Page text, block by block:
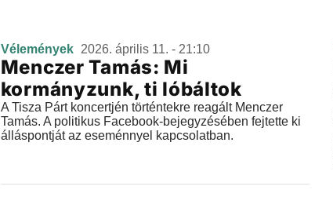
Vélemények 2026. április 11. - 21:10
Menczer Tamás: Mi
kormányzunk, ti lóbáltok
A Tisza Párt koncertjén történtekre reagált Menczer
Tamás. A politikus Facebook-bejegyzésében fejtette ki
álláspontját az eseménnyel kapcsolatban.